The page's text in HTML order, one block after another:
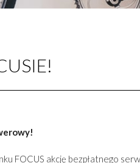
FOCUS akcję bezpłatnego